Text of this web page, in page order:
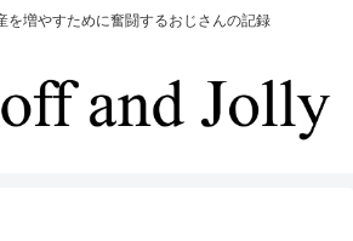
を増やすために奮闘するおじさんの記録